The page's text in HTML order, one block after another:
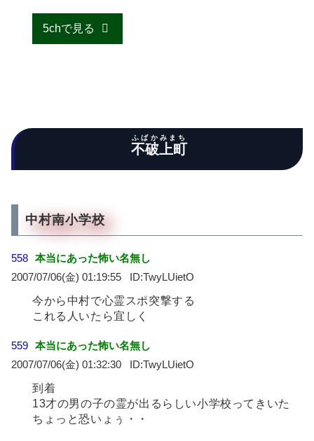
5chで見る
不破上町
ふばかみまち
中村南小学校
558 本当にあった怖い名無し
2007/07/06(金) 01:19:55
TwyLUietO
今から中村で心霊スポ突撃する
これる人いたら宜しく
559 本当にあった怖い名無し
2007/07/06(金) 01:32:30
TwyLUietO
到着
13才の男の子の霊が出るらしい小学校ってきいた
ちょっと恐いょぅ・・